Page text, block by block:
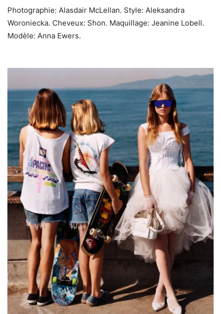
Photographie: Alasdair McLellan. Style: Aleksandra
Woroniecka. Cheveux: Shon. Maquillage: Jeanine Lobell.
Modèle: Anna Ewers.